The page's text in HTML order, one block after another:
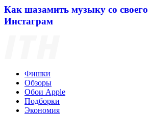
Как шазамить музыку со
Инстаграм
Фишки
Обзоры
Обои Apple
Подборки
Экономия